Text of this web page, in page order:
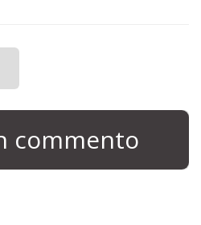
commento